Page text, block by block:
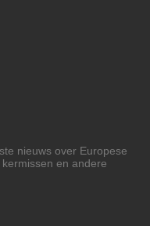
nieuws over Europese
en andere